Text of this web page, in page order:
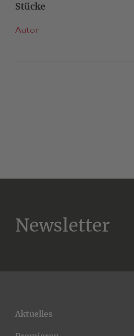
Stücke
Autor
Newsletter
Aktuelles